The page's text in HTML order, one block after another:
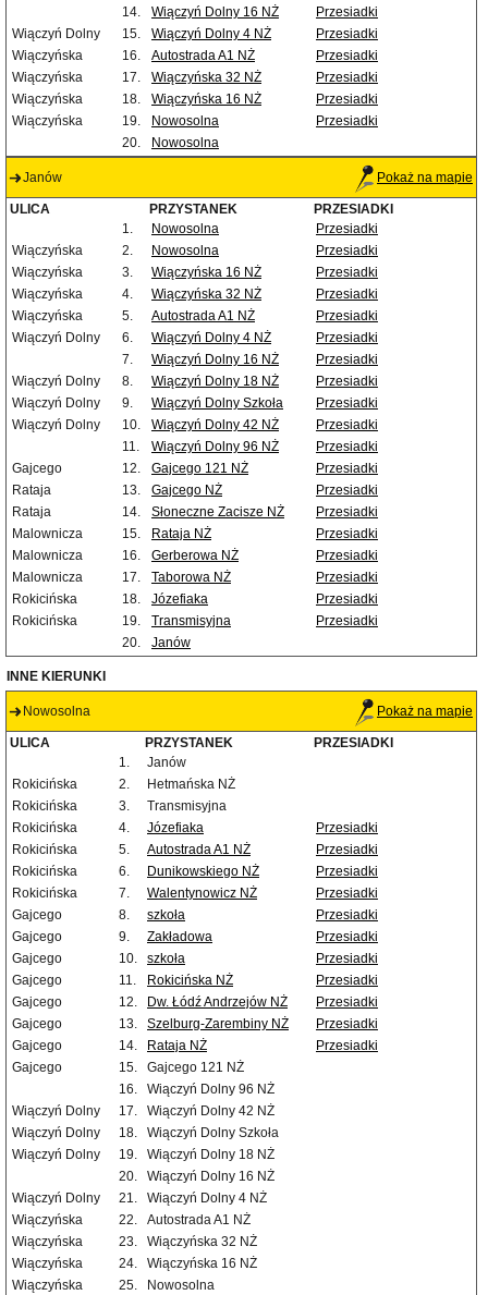
14.
Wiączyń Dolny 16 NŻ
Przesiadki
Wiączyń Dolny
15. Wiączyń Dolny 4 NŻ
Przesiadki
Wiączyńska
16. Autostrada A1 NŻ
Przesiadki
Wiączyńska
17. Wiączyńska 32 NŻ
Przesiadki
Wiączyńska
18. Wiączyńska 16 NŻ
Przesiadki
Wiączyńska
19. Nowosolna
Przesiadki
20.
Nowosolna
Janów Pokaż na mapie
ULICA PRZYSTANEK
PRZESIADKI
1.
Nowosolna
Przesiadki
Wiączyńska
2. Nowosolna
Przesiadki
Wiączyńska
3. Wiączyńska 16 NŻ
Przesiadki
Wiączyńska
4. Wiączyńska 32 NŻ
Przesiadki
Wiączyńska
5. Autostrada A1 NŻ
Przesiadki
Wiączyń Dolny
6. Wiączyń Dolny 4 NŻ
Przesiadki
7.
Wiączyń Dolny 16 NŻ
Przesiadki
Wiączyń Dolny
8. Wiączyń Dolny 18 NŻ
Przesiadki
Wiączyń Dolny
9. Wiączyń Dolny Szkoła
Przesiadki
Wiączyń Dolny
10. Wiączyń Dolny 42 NŻ
Przesiadki
11.
Wiączyń Dolny 96 NŻ
Przesiadki
Gajcego
12. Gajcego 121 NŻ
Przesiadki
Rataja
13. Gajcego NŻ
Przesiadki
Rataja
14. Słoneczne Zacisze NŻ
Przesiadki
Malownicza
15. Rataja NŻ
Przesiadki
Malownicza
16. Gerberowa NŻ
Przesiadki
Malownicza
17. Taborowa NŻ
Przesiadki
Rokicińska
18. Józefiaka
Przesiadki
Rokicińska
19. Transmisyjna
Przesiadki
20.
Janów
INNE KIERUNKI
Nowosolna Pokaż na mapie
ULICA PRZYSTANEK
PRZESIADKI
1.
Janów
Rokicińska
2.
Hetmańska NŻ
Rokicińska
3.
Transmisyjna
Rokicińska
4. Józefiaka
Przesiadki
Rokicińska
5. Autostrada A1 NŻ
Przesiadki
Rokicińska
6. Dunikowskiego NŻ
Przesiadki
Rokicińska
7. Walentynowicz NŻ
Przesiadki
Gajcego
8. szkoła
Przesiadki
Gajcego
9. Zakładowa
Przesiadki
Gajcego
10. szkoła
Przesiadki
Gajcego
11. Rokicińska NŻ
Przesiadki
Gajcego
12. Dw. Łódź Andrzejów NŻ
Przesiadki
Gajcego
13. Szelburg-Zarembiny NŻ
Przesiadki
Gajcego
14. Rataja NŻ
Przesiadki
Gajcego
15.
Gajcego 121 NŻ
16.
Wiączyń Dolny 96 NŻ
Wiączyń Dolny
17.
Wiączyń Dolny 42 NŻ
Wiączyń Dolny
18.
Wiączyń Dolny Szkoła
Wiączyń Dolny
19.
Wiączyń Dolny 18 NŻ
20.
Wiączyń Dolny 16 NŻ
Wiączyń Dolny
21.
Wiączyń Dolny 4 NŻ
Wiączyńska
22.
Autostrada A1 NŻ
Wiączyńska
23.
Wiączyńska 32 NŻ
Wiączyńska
24.
Wiączyńska 16 NŻ
Wiączyńska
25.
Nowosolna